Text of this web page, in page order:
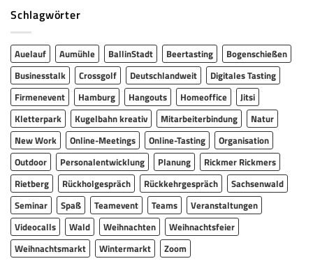
Schlagwörter
Auelauf Aumühle BallinStadt Beertasting
Bogenschießen
Businesstalk
Crossgolf Deutschlandweit
Digitales Tasting
Firmenevent
Hamburg Hangouts Homeoffice
Jitsi
Kletterpark
Kugelbahn kreativ Mitarbeiterbindung
Natur
New Work
Online-Meetings Online-Tasting
Organisation
Outdoor
Personalentwicklung Planung
Rickmer Rickmers
Rietberg
Rückholgespräch Rückkehrgespräch
Sachsenwald
Seminar
Spaß Teamevent Teams
Veranstaltungen
Videocalls
Wald Weihnachten
Weihnachtsfeier
Weihnachtsmarkt
Wintermarkt Zoom